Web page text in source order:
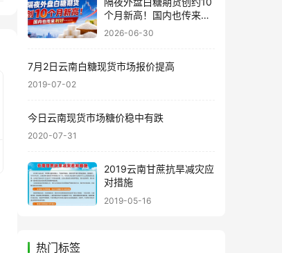
个月新高！国内也传来利
好……
2026-06-30
7月2日云南白糖现货市场报价提高
2019-07-02
今日云南现货市场糖价稳中有跌
2020-07-31
2019云南甘蔗抗旱减灾应
对措施
2019-05-16
热门标签